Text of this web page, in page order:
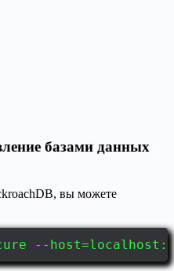
базами данных
вы можете
--